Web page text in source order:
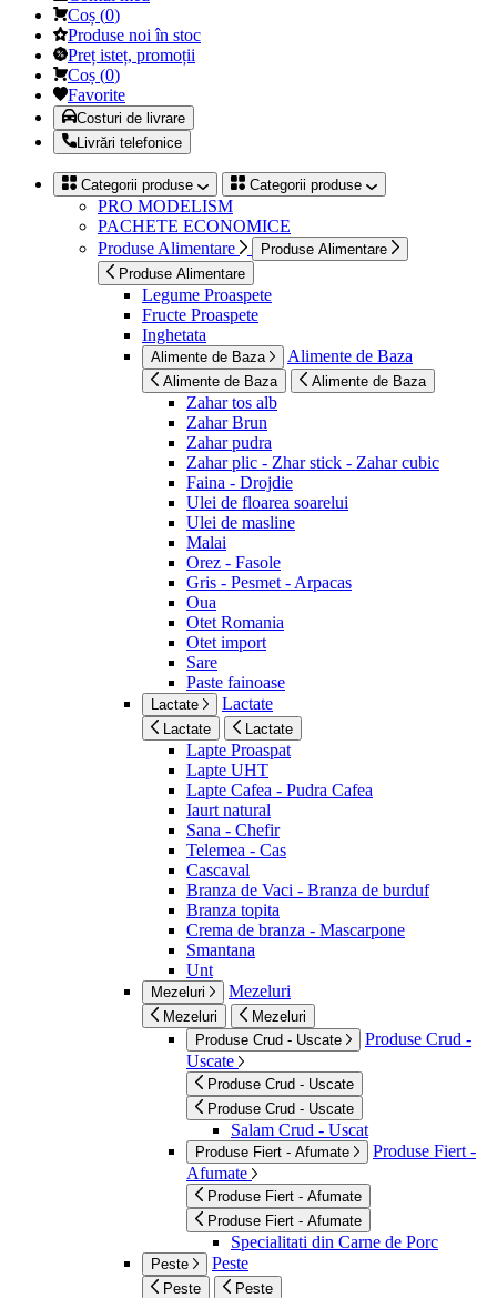
Coș (0)
Produse noi în stoc
Preț isteț, promoții
Coș (0)
Favorite
Costuri de livrare
Livrări telefonice
Categorii produse Categorii produse
PRO MODELISM
PACHETE ECONOMICE
Produse Alimentare
Produse Alimentare
Produse Alimentare
Legume Proaspete
Fructe Proaspete
Inghetata
Alimente de Baza Alimente de Baza
Alimente de Baza Alimente de Baza
Zahar tos alb
Zahar Brun
Zahar pudra
Zahar plic - Zhar stick - Zahar cubic
Faina - Drojdie
Ulei de floarea soarelui
Ulei de masline
Malai
Orez - Fasole
Gris - Pesmet - Arpacas
Oua
Otet Romania
Otet import
Sare
Paste fainoase
Lactate Lactate
Lactate Lactate
Lapte Proaspat
Lapte UHT
Lapte Cafea - Pudra Cafea
Iaurt natural
Sana - Chefir
Telemea - Cas
Cascaval
Branza de Vaci - Branza de burduf
Branza topita
Crema de branza - Mascarpone
Smantana
Unt
Mezeluri Mezeluri
Mezeluri
Mezeluri
Produse Crud - Uscate
Produse Crud -
Uscate
Produse Crud - Uscate
Produse Crud - Uscate
Salam Crud - Uscat
Produse Fiert - Afumate
Produse Fiert -
Afumate
Produse Fiert - Afumate
Produse Fiert - Afumate
Specialitati din Carne de Porc
Peste Peste
Peste Peste